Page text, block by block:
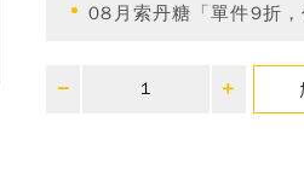
08月索丹糖「單件9折，